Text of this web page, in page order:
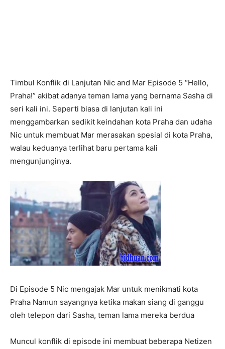
Timbul Konflik di Lanjutan Nic and Mar Episode 5 “Hello,
Praha!” akibat adanya teman lama yang bernama Sasha di
seri kali ini. Seperti biasa di lanjutan kali ini
menggambarkan sedikit keindahan kota Praha dan udaha
Nic untuk membuat Mar merasakan spesial di kota Praha,
walau keduanya terlihat baru pertama kali
mengunjunginya.
Di Episode 5 Nic mengajak Mar untuk menikmati kota
Praha Namun sayangnya ketika makan siang di ganggu
oleh telepon dari Sasha, teman lama mereka berdua
Muncul konflik di episode ini membuat beberapa Netizen